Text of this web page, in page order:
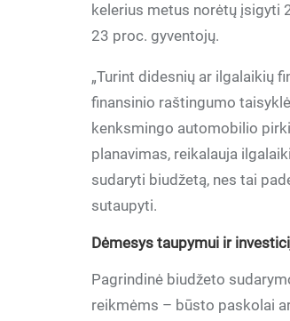
kelerius metus norėtų įsigyti
23 proc. gyventojų.
„Turint didesnių ar ilgalaikių
finansinio raštingumo
kenksmingo automobilio
planavimas, reikalauja
sudaryti biudžetą, nes tai
sutaupyti.
Dėmesys taupymui ir
Pagrindinė biudžeto
reikmėms – būsto paskolai